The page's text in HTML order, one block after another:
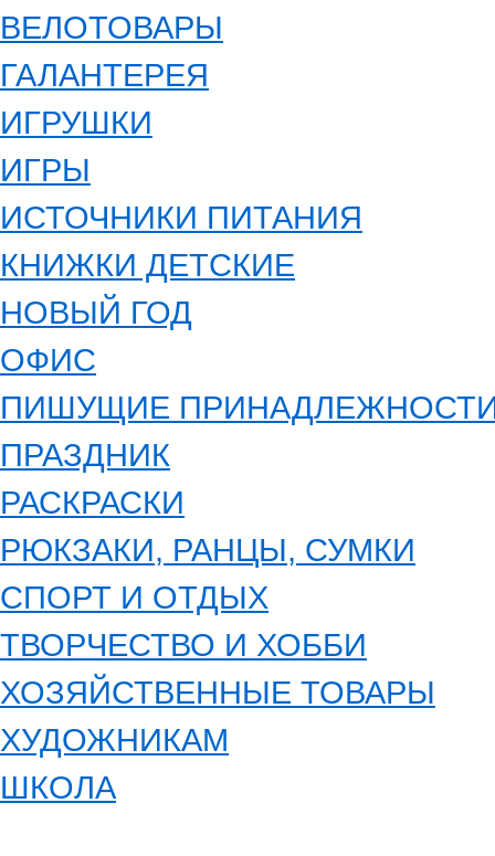
ВЕЛОТОВАРЫ
ГАЛАНТЕРЕЯ
ИГРУШКИ
ИГРЫ
ИСТОЧНИКИ ПИТАНИЯ
КНИЖКИ ДЕТСКИЕ
НОВЫЙ ГОД
ОФИС
ПИШУЩИЕ
ПРАЗДНИК
РАСКРАСКИ
РЮКЗАКИ, РАНЦЫ, СУМКИ
СПОРТ И ОТДЫХ
ТВОРЧЕСТВО И ХОББИ
ХОЗЯЙСТВЕННЫЕ ТОВАРЫ
ХУДОЖНИКАМ
ШКОЛА